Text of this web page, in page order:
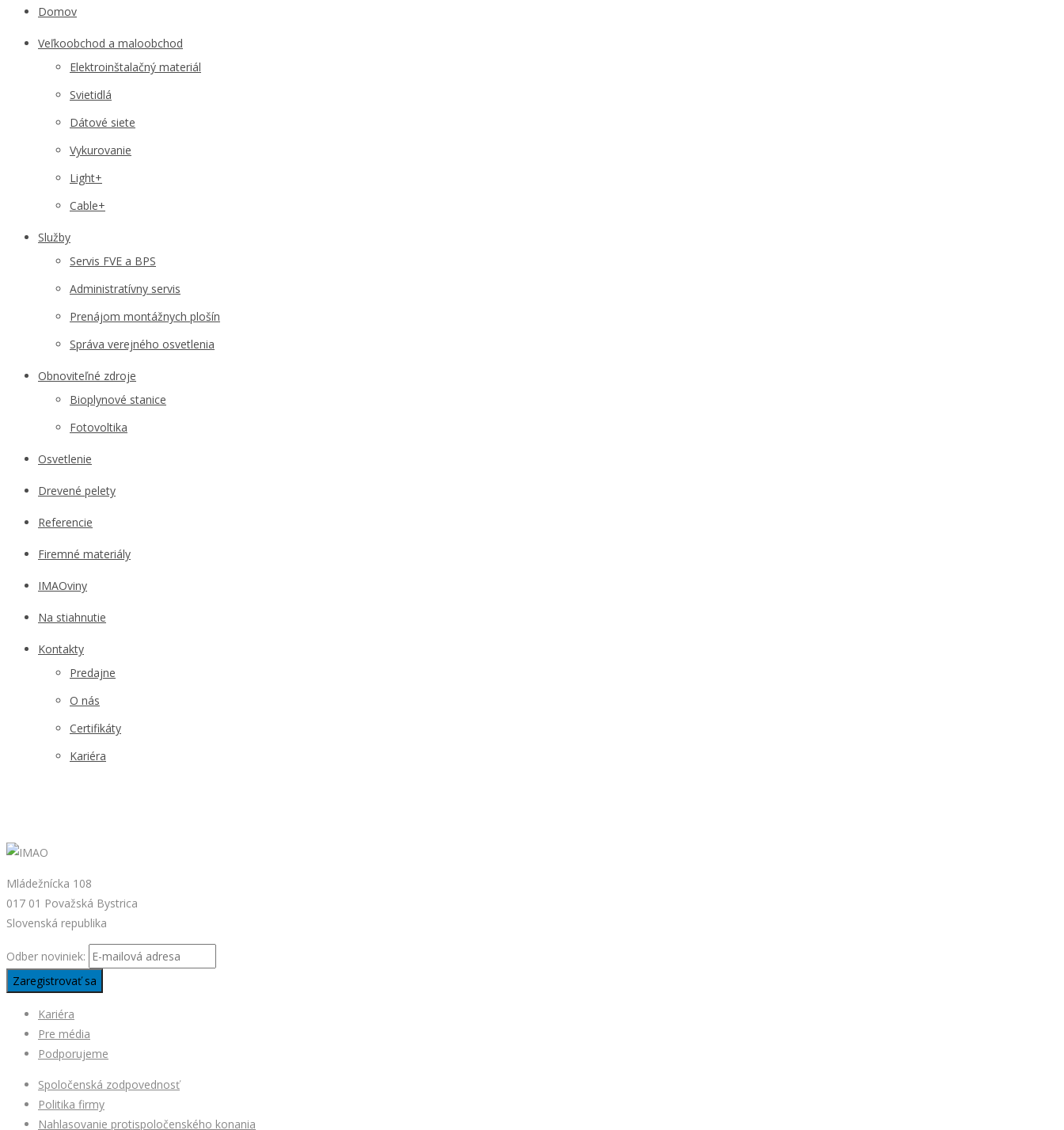
Domov
Veľkoobchod a maloobchod
Elektroinštalačný materiál
Svietidlá
Dátové siete
Vykurovanie
Light+
Cable+
Služby
Servis FVE a BPS
Administratívny servis
Prenájom montážnych plošín
Správa verejného osvetlenia
Obnoviteľné zdroje
Bioplynové stanice
Fotovoltika
Osvetlenie
Drevené pelety
Referencie
Firemné materiály
IMAOviny
Na stiahnutie
Kontakty
Predajne
O nás
Certifikáty
Kariéra
Mládežnícka 108
017 01 Považská Bystrica
Slovenská republika
Odber noviniek:
Kariéra
Pre média
Podporujeme
Spoločenská zodpovednosť
Politika firmy
Nahlasovanie protispoločenského konania